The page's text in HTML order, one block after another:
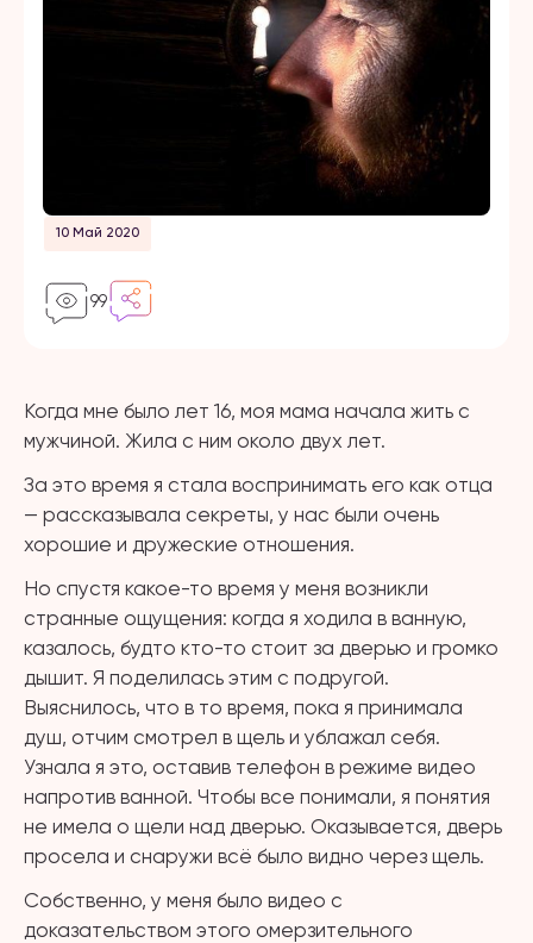
10 Май 2020
99
Когда мне было лет 16, моя мама начала жить с
мужчиной. Жила с ним около двух лет.
За это время я стала воспринимать его как отца
— рассказывала секреты, у нас были очень
хорошие и дружеские отношения.
Но спустя какое-то время у меня возникли
странные ощущения: когда я ходила в ванную,
казалось, будто кто-то стоит за дверью и громко
дышит. Я поделилась этим с подругой.
Выяснилось, что в то время, пока я принимала
душ, отчим смотрел в щель и ублажал себя.
Узнала я это, оставив телефон в режиме видео
напротив ванной. Чтобы все понимали, я понятия
не имела о щели над дверью. Оказывается, дверь
просела и снаружи всё было видно через щель.
Собственно, у меня было видео с
доказательством этого омерзительного